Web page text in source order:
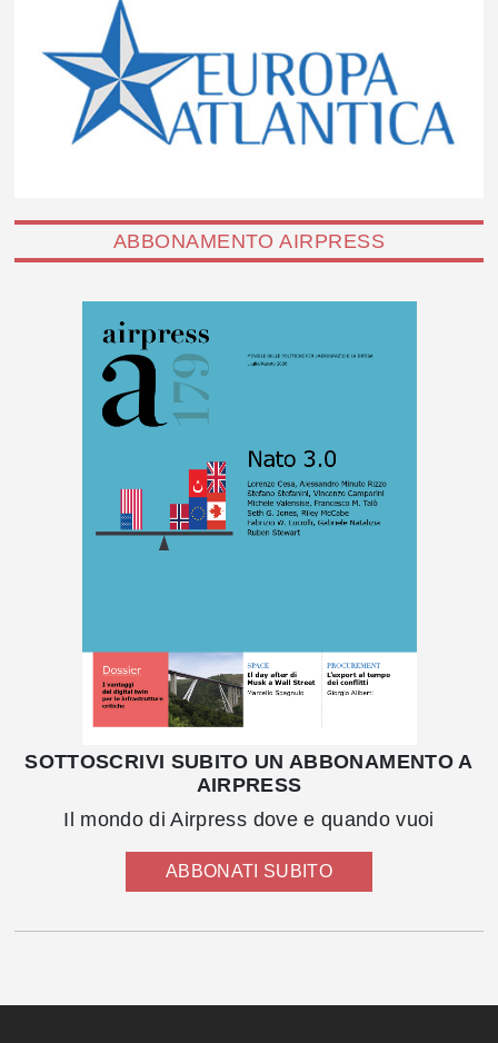
ABBONAMENTO AIRPRESS
SOTTOSCRIVI SUBITO UN ABBONAMENTO A
AIRPRESS
Il mondo di Airpress dove e quando vuoi
ABBONATI SUBITO